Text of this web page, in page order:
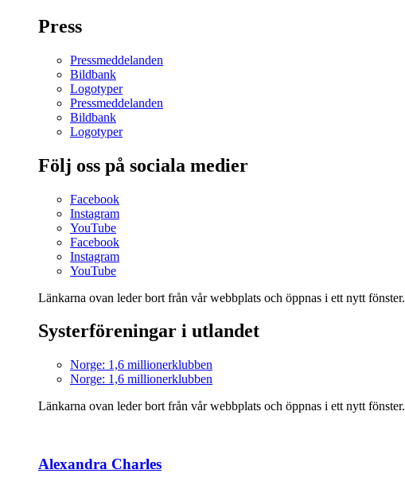
Press
Pressmeddelanden
Bildbank
Logotyper
Pressmeddelanden
Bildbank
Logotyper
Följ oss på sociala medier
Facebook
Instagram
YouTube
Facebook
Instagram
YouTube
Länkarna ovan leder bort från vår webbplats och öppnas i ett nytt fönster.
Systerföreningar i utlandet
Norge: 1,6 millionerklubben
Norge: 1,6 millionerklubben
Länkarna ovan leder bort från vår webbplats och öppnas i ett nytt fönster.
Alexandra Charles